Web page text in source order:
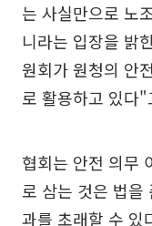
는 사실만으로 노
니라는 입장을 밝
원회가 원청의 안
로 활용하고 있다
협회는 안전 의무
로 삼는 것은 법을
과를 초래할 수 있